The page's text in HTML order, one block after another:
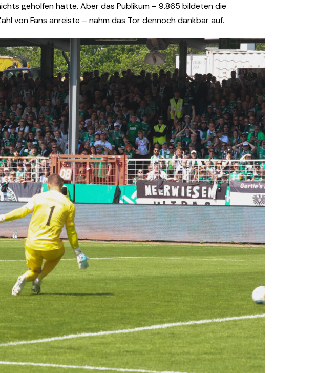
geholfen hätte. Aber das Publikum – 9.865 bildeten die
von Fans anreiste – nahm das Tor dennoch dankbar auf.